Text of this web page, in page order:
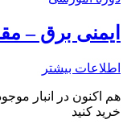
ایمنی برق –
اطلاعات بیشتر
هم اکنون در انبار
خرید کنید